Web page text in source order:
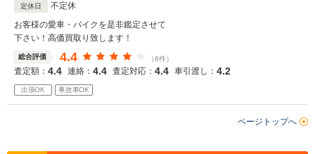
定休日
不定休
お客様の愛車・バイクを是非鑑定させて
下さい！高価買取り致します！
総合評価 4.4 （6件）
査定額： 4.4 連絡： 4.4 査定対応： 4.4 車引渡し： 4.2
出張OK 事故車OK
ページトップへ